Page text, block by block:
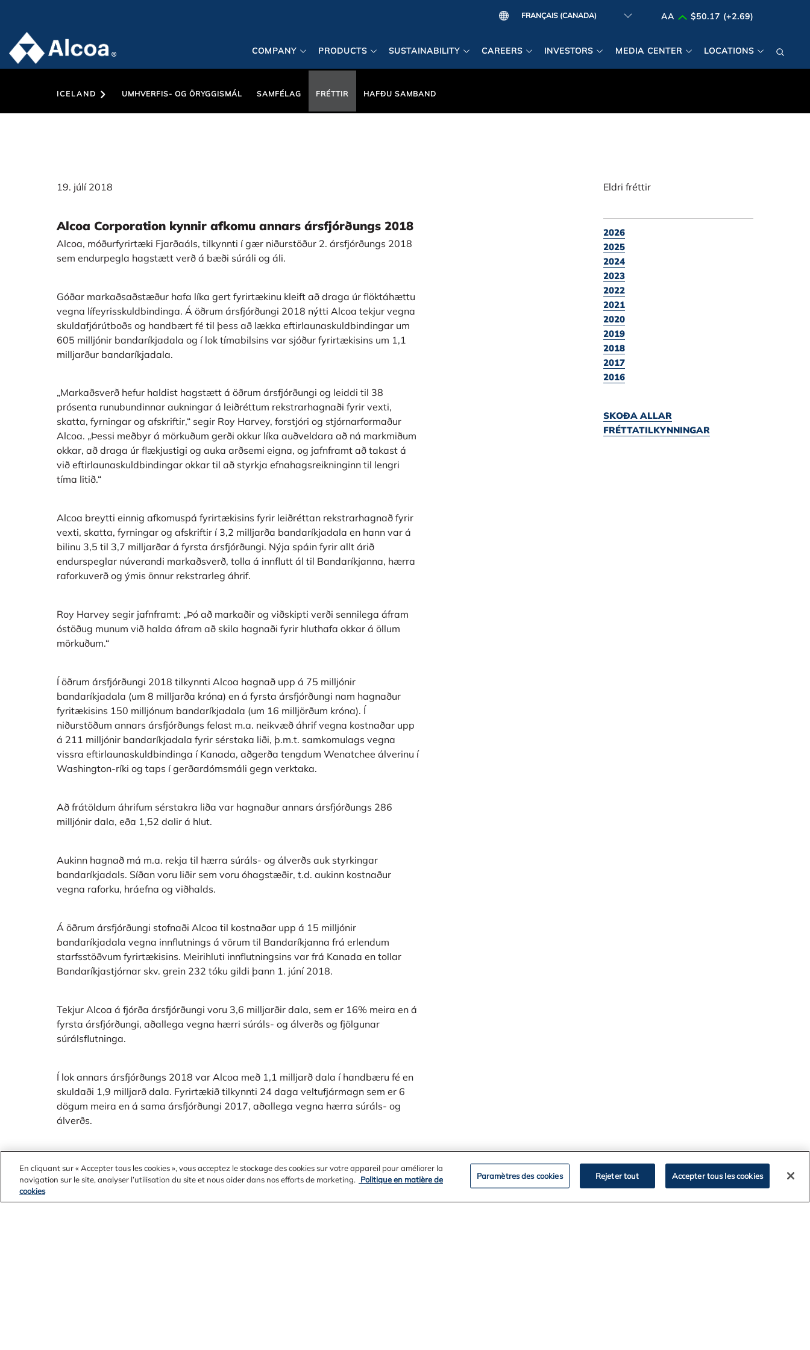
AA $50.17 (+2.69)
COMPANY PRODUCTS SUSTAINABILITY CAREERS INVESTORS MEDIA CENTER LOCATIONS
ICELAND UMHVERFIS- OG ÖRYGGISMÁL SAMFÉLAG FRÉTTIR HAFÐU SAMBAND
19. júlí 2018
Alcoa Corporation kynnir afkomu annars ársfjórðungs 2018
Alcoa, móðurfyrirtæki Fjarðaáls, tilkynnti í gær niðurstöður 2. ársfjórðungs 2018
sem endurpegla hagstætt verð á bæði súráli og áli.
Góðar markaðsaðstæður hafa líka gert fyrirtækinu kleift að draga úr flöktáhættu
vegna lífeyrisskuldbindinga. Á öðrum ársfjórðungi 2018 nýtti Alcoa tekjur vegna
skuldafjárútboðs og handbært fé til þess að lækka eftirlaunaskuldbindingar um
605 milljónir bandaríkjadala og í lok tímabilsins var sjóður fyrirtækisins um 1,1
milljarður bandaríkjadala.
„Markaðsverð hefur haldist hagstætt á öðrum ársfjórðungi og leiddi til 38
prósenta runubundinnar aukningar á leiðréttum rekstrarhagnaði fyrir vexti,
skatta, fyrningar og afskriftir,“ segir Roy Harvey, forstjóri og stjórnarformaður
Alcoa. „Þessi meðbyr á mörkuðum gerði okkur líka auðveldara að ná markmiðum
okkar, að draga úr flækjustigi og auka arðsemi eigna, og jafnframt að takast á
við eftirlaunaskuldbindingar okkar til að styrkja efnahagsreikninginn til lengri
tíma litið.“
Alcoa breytti einnig afkomuspá fyrirtækisins fyrir leiðréttan rekstrarhagnað fyrir
vexti, skatta, fyrningar og afskriftir í 3,2 milljarða bandaríkjadala en hann var á
bilinu 3,5 til 3,7 milljarðar á fyrsta ársfjórðungi. Nýja spáin fyrir allt árið
endurspeglar núverandi markaðsverð, tolla á innflutt ál til Bandaríkjanna, hærra
raforkuverð og ýmis önnur rekstrarleg áhrif.
Roy Harvey segir jafnframt: „Þó að markaðir og viðskipti verði sennilega áfram
óstöðug munum við halda áfram að skila hagnaði fyrir hluthafa okkar á öllum
mörkuðum.“
Í öðrum ársfjórðungi 2018 tilkynnti Alcoa hagnað upp á 75 milljónir
bandaríkjadala (um 8 milljarða króna) en á fyrsta ársfjórðungi nam hagnaður
fyritækisins 150 milljónum bandaríkjadala (um 16 milljörðum króna). Í
niðurstöðum annars ársfjórðungs felast m.a. neikvæð áhrif vegna kostnaðar upp
á 211 milljónir bandaríkjadala fyrir sérstaka liði, þ.m.t. samkomulags vegna
vissra eftirlaunaskuldbindinga í Kanada, aðgerða tengdum Wenatchee álverinu í
Washington-ríki og taps í gerðardómsmáli gegn verktaka.
Að frátöldum áhrifum sérstakra liða var hagnaður annars ársfjórðungs 286
milljónir dala, eða 1,52 dalir á hlut.
Aukinn hagnað má m.a. rekja til hærra súráls- og álverðs auk styrkingar
bandaríkjadals. Síðan voru liðir sem voru óhagstæðir, t.d. aukinn kostnaður
vegna raforku, hráefna og viðhalds.
Á öðrum ársfjórðungi stofnaði Alcoa til kostnaðar upp á 15 milljónir
bandaríkjadala vegna innflutnings á vörum til Bandaríkjanna frá erlendum
starfsstöðvum fyrirtækisins. Meirihluti innflutningsins var frá Kanada en tollar
Bandaríkjastjórnar skv. grein 232 tóku gildi þann 1. júní 2018.
Tekjur Alcoa á fjórða ársfjórðungi voru 3,6 milljarðir dala, sem er 16% meira en á
fyrsta ársfjórðungi, aðallega vegna hærri súráls- og álverðs og fjölgunar
súrálsflutninga.
Í lok annars ársfjórðungs 2018 var Alcoa með 1,1 milljarð dala í handbæru fé en
skuldaði 1,9 milljarð dala. Fyrirtækið tilkynnti 24 daga veltufjármagn sem er 6
dögum meira en á sama ársfjórðungi 2017, aðallega vegna hærra súráls- og
álverðs.
Eldri fréttir
2026
2025
2024
2023
2022
2021
2020
2019
2018
2017
2016
SKOÐA ALLAR
FRÉTTATILKYNNINGAR
En cliquant sur « Accepter tous les cookies », vous acceptez le stockage des cookies sur votre appareil pour améliorer la
navigation sur le site, analyser l’utilisation du site et nous aider dans nos efforts de marketing.
Politique en matière de
cookies
Paramètres des cookies Rejeter tout Accepter tous les cookies